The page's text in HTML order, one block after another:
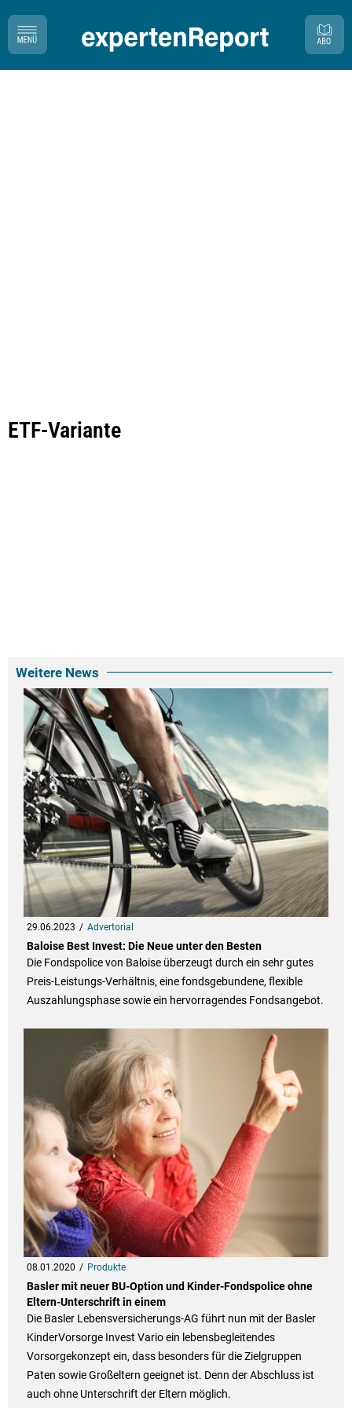
ETF-Variante
Weitere News
29.06.2023 Advertorial
Baloise Best Invest: Die Neue unter den Besten
Die Fondspolice von Baloise überzeugt durch ein sehr gutes
Preis-Leistungs-Verhältnis, eine fondsgebundene, flexible
Auszahlungsphase sowie ein hervorragendes Fondsangebot.
08.01.2020 Produkte
Basler mit neuer BU-Option und Kinder-Fondspolice ohne
Eltern-Unterschrift in einem
Die Basler Lebensversicherungs-AG führt nun mit der Basler
KinderVorsorge Invest Vario ein lebensbegleitendes
Vorsorgekonzept ein, dass besonders für die Zielgruppen
Paten sowie Großeltern geeignet ist. Denn der Abschluss ist
auch ohne Unterschrift der Eltern möglich.